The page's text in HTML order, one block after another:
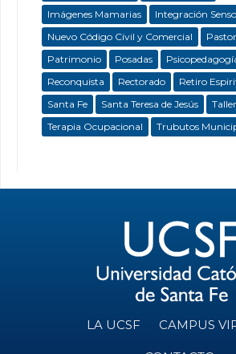
Imágenes Mamarias
Integración
Nuevo Código Civil y Comercial
Patrimonio
Posadas
Reconquista
Rectorado
Retiro
Santa Fe
Santa Teresa de Jesús
Terapia Ocupacional
Trubutos
LA UCSF CAMPUS